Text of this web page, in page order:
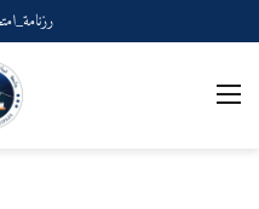
ملتقى وطني بعنوان: المصطلحية